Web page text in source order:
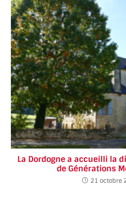
La Dordogne a accueilli la
de Générations
21 octobre